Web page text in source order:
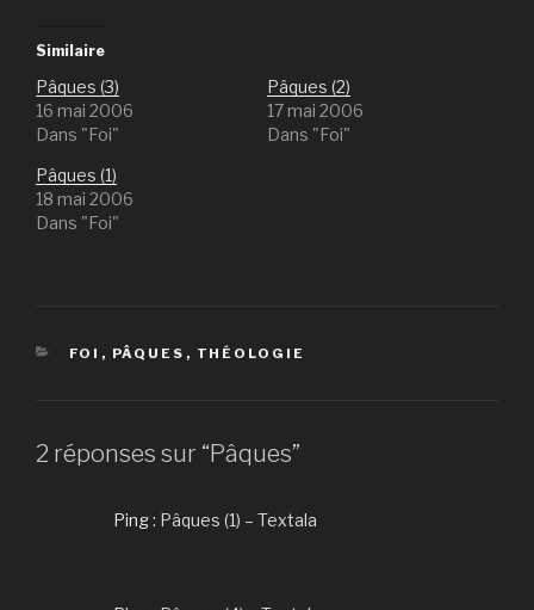
Similaire
Pâques (3)
16 mai 2006
Dans "Foi"
Pâques (2)
17 mai 2006
Dans "Foi"
Pâques (1)
18 mai 2006
Dans "Foi"
CATÉGORIES
FOI , PÂQUES , THÉOLOGIE
2 réponses sur “Pâques”
Ping : Pâques (1) – Textala